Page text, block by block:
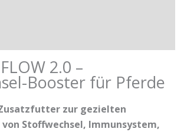
2.0 –
Booster für Pferde
zur gezielten
Stoffwechsel, Immunsystem,